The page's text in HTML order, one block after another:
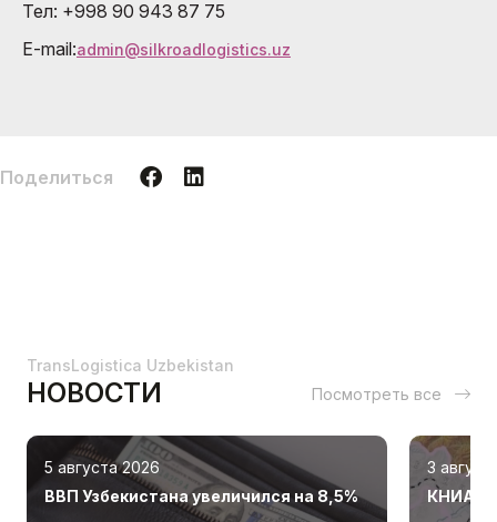
Тел: +998 90 943 87 75
E-mail:admin@silkroadlogistics.uz
Поделиться
TransLogistica Uzbekistan
НОВОСТИ Посмотреть все
5 августа 2026
ВВП Узбекистана увеличился на 8,5%
3
КНИА